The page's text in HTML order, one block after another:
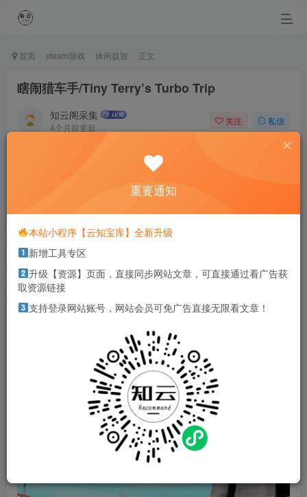
首页 steam游戏 休闲益智 正文
瞎闹猎车手/Tiny Terry’s Turbo Trip
知云阁采集
4个月前更新
关注 私信
Live every day as the last day of life.
把活着的每一天看作生命的最后一天
本站部分资源打包为压缩包以方便分享，涉及较多
击解压密码
游戏介绍
特里想开着他的新车飞上太空，干这种胆大不要命的事情，
他肯定会成为大家议论的焦点。尽情地开车、跑啊、滑啊，
在这段不长的旅途上发现各种东西，跟着特里努力实现他的
重要通知
本站小程序【云知宝库】全新升级
新增工具专区
升级【资源】页面，直接同步网站文章，可直接通过看广告获
取资源链接
支持登录网站账号，网站会员可免广告直接无限看文章！